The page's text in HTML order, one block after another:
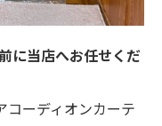
に当店へお任せくだ
コーディオンカーテ